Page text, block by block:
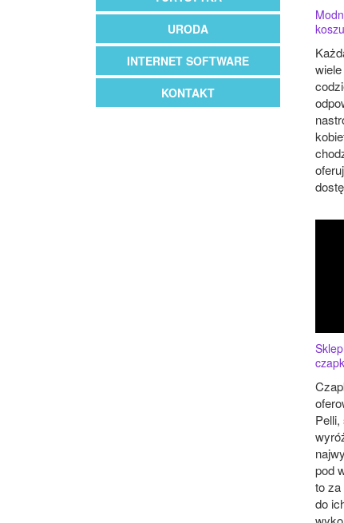
URODA
INTERNET SOFTWARE
KONTAKT
pod
to za
do